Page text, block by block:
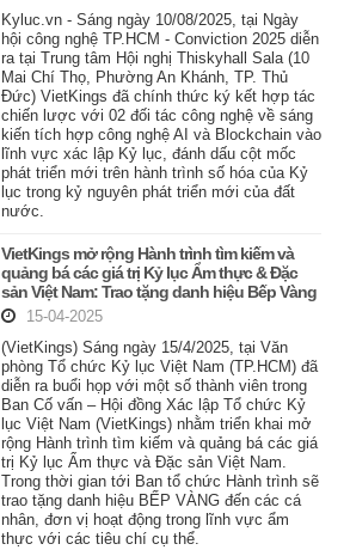
Kyluc.vn - Sáng ngày 10/08/2025, tại Ngày
hội công nghệ TP.HCM - Conviction 2025 diễn
ra tại Trung tâm Hội nghị Thiskyhall Sala (10
Mai Chí Thọ, Phường An Khánh, TP. Thủ
Đức) VietKings đã chính thức ký kết hợp tác
chiến lược với 02 đối tác công nghệ về sáng
kiến tích hợp công nghệ AI và Blockchain vào
lĩnh vực xác lập Kỷ lục, đánh dấu cột mốc
phát triển mới trên hành trình số hóa của Kỷ
lục trong kỷ nguyên phát triển mới của đất
nước.
VietKings mở rộng Hành trình tìm kiếm và
quảng bá các giá trị Kỷ lục Ẩm thực & Đặc
sản Việt Nam: Trao tặng danh hiệu Bếp Vàng
15-04-2025
(VietKings) Sáng ngày 15/4/2025, tại Văn
phòng Tổ chức Kỷ lục Việt Nam (TP.HCM) đã
diễn ra buổi họp với một số thành viên trong
Ban Cố vấn – Hội đồng Xác lập Tổ chức Kỷ
lục Việt Nam (VietKings) nhằm triển khai mở
rộng Hành trình tìm kiếm và quảng bá các giá
trị Kỷ lục Ẩm thực và Đặc sản Việt Nam.
Trong thời gian tới Ban tổ chức Hành trình sẽ
trao tặng danh hiệu BẾP VÀNG đến các cá
nhân, đơn vị hoạt động trong lĩnh vực ẩm
thực với các tiêu chí cụ thể.